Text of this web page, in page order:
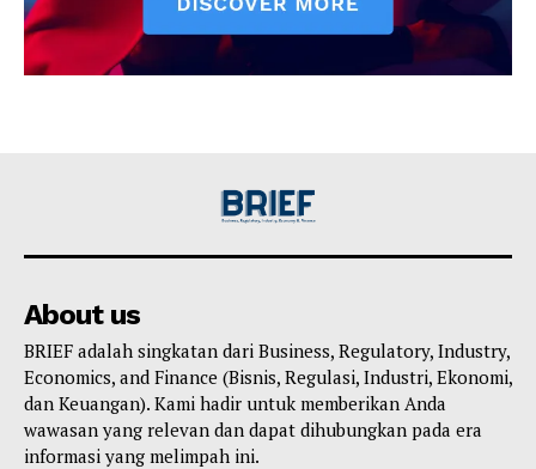
About us
BRIEF adalah singkatan dari Business, Regulatory, Industry,
Economics, and Finance (Bisnis, Regulasi, Industri, Ekonomi,
dan Keuangan). Kami hadir untuk memberikan Anda
wawasan yang relevan dan dapat dihubungkan pada era
informasi yang melimpah ini.